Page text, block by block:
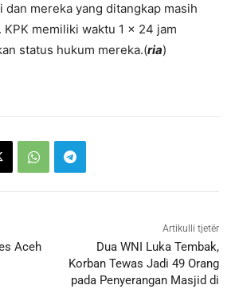
dan mereka yang ditangkap masih
memiliki waktu 1 x 24 jam
status hukum mereka.(ria)
Aceh
Artikulli tjetër
Dua WNI Luka Tembak,
Korban Tewas Jadi 49 Orang
pada Penyerangan Masjid di